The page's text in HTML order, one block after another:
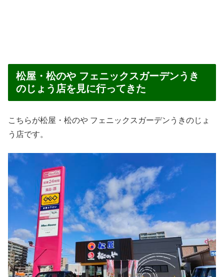
松屋・松のや フェニックスガーデンうき
のじょう店を見に行ってきた
こちらが松屋・松のや フェニックスガーデンうきのじょ
う店です。